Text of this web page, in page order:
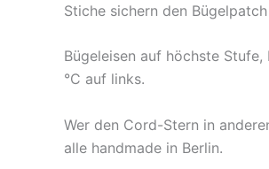
Stiche sichern den
Bügeleisen auf höchste
°C auf links.
Wer den Cord-Stern in
alle handmade in Berlin.